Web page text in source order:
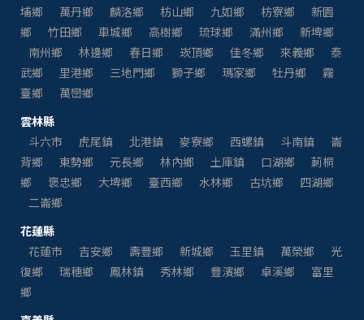
埔鄉
萬丹鄉 麟洛鄉 枋山鄉 九如鄉 枋寮鄉
新園
鄉
竹田鄉 車城鄉 高樹鄉 琉球鄉 滿州鄉
新埤鄉
南州鄉
林邊鄉 春日鄉 崁頂鄉 佳冬鄉 來義鄉
泰
武鄉
里港鄉 三地門鄉 獅子鄉 瑪家鄉 牡丹鄉
霧
臺鄉
萬巒鄉
雲林縣
斗六市
虎尾鎮 北港鎮 麥寮鄉 西螺鎮 斗南鎮
崙
背鄉
東勢鄉 元長鄉 林內鄉 土庫鎮 口湖鄉
莿桐
鄉
褒忠鄉 大埤鄉 臺西鄉 水林鄉 古坑鄉
四湖鄉
二崙鄉
花蓮縣
花蓮市
吉安鄉 壽豐鄉 新城鄉 玉里鎮 萬榮鄉
光
復鄉
瑞穗鄉 鳳林鎮 秀林鄉 豐濱鄉 卓溪鄉
富里
鄉